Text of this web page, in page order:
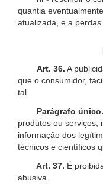
quantia
atualizada, e a perdas
Art. 36. A
que o consumidor,
tal.
Parágrafo único.
produtos ou serviços,
informação dos
técnicos e científicos
Art. 37. É
abusiva.